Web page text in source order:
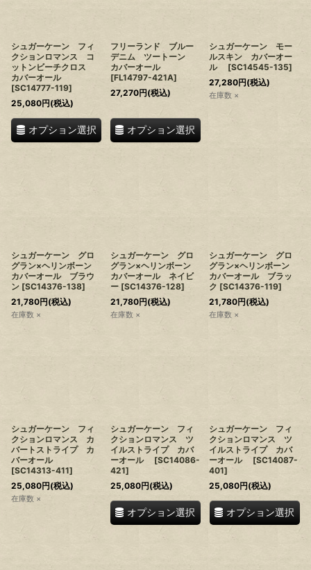
シュガーケーン フィ
クションロマンス コ
ットンビーチクロス
カバーオール
[SC14777-119]
25,080円(税込)
オプション選択
フリーランド ブルー
デニム ツートーン
カバーオール
[FL14797-421A]
27,270円(税込)
オプション選択
シュガーケーン モー
ルスキン カバーオー
ル
[SC14545-135]
27,280円(税込)
在庫数 ×
シュガーケーン グロ
グラン×ヘリンボーン
カバーオール ブラウ
ン [SC14376-138]
21,780円(税込)
在庫数 ×
シュガーケーン グロ
グラン×ヘリンボーン
カバーオール ネイビ
ー [SC14376-128]
21,780円(税込)
在庫数 ×
シュガーケーン グロ
グラン×ヘリンボーン
カバーオール ブラッ
ク [SC14376-119]
21,780円(税込)
在庫数 ×
シュガーケーン フィ
クションロマンス カ
バートストライプ カ
バーオール
[SC14313-411]
25,080円(税込)
在庫数 ×
シュガーケーン フィ
クションロマンス ツ
イルストライプ カバ
ーオール
[SC14086-
421]
25,080円(税込)
オプション選択
シュガーケーン フィ
クションロマンス ツ
イルストライプ カバ
ーオール
[SC14087-
401]
25,080円(税込)
オプション選択